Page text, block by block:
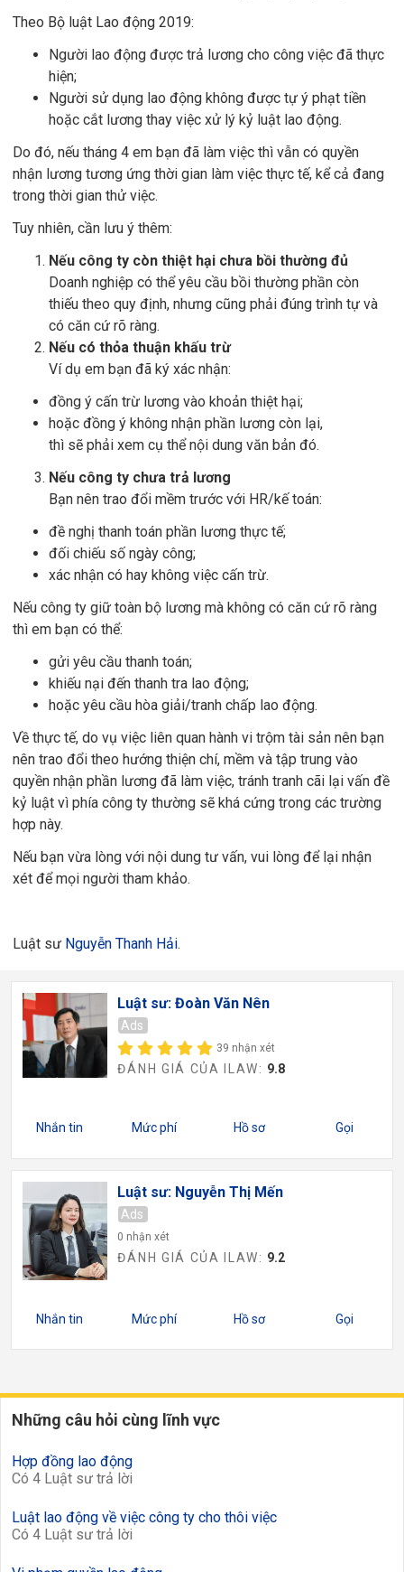
Theo Bộ luật Lao động 2019:
Người lao động được trả lương cho công việc đã thực
hiện;
Người sử dụng lao động không được tự ý phạt tiền
hoặc cắt lương thay việc xử lý kỷ luật lao động.
Do đó, nếu tháng 4 em bạn đã làm việc thì vẫn có quyền
nhận lương tương ứng thời gian làm việc thực tế, kể cả đang
trong thời gian thử việc.
Tuy nhiên, cần lưu ý thêm:
Nếu công ty còn thiệt hại chưa bồi thường đủ
Doanh nghiệp có thể yêu cầu bồi thường phần còn
thiếu theo quy định, nhưng cũng phải đúng trình tự và
có căn cứ rõ ràng.
Nếu có thỏa thuận khấu trừ
Ví dụ em bạn đã ký xác nhận:
đồng ý cấn trừ lương vào khoản thiệt hại;
hoặc đồng ý không nhận phần lương còn lại,
thì sẽ phải xem cụ thể nội dung văn bản đó.
Nếu công ty chưa trả lương
Bạn nên trao đổi mềm trước với HR/kế toán:
đề nghị thanh toán phần lương thực tế;
đối chiếu số ngày công;
xác nhận có hay không việc cấn trừ.
Nếu công ty giữ toàn bộ lương mà không có căn cứ rõ ràng
thì em bạn có thể:
gửi yêu cầu thanh toán;
khiếu nại đến thanh tra lao động;
hoặc yêu cầu hòa giải/tranh chấp lao động.
Về thực tế, do vụ việc liên quan hành vi trộm tài sản nên bạn
nên trao đổi theo hướng thiện chí, mềm và tập trung vào
quyền nhận phần lương đã làm việc, tránh tranh cãi lại vấn đề
kỷ luật vì phía công ty thường sẽ khá cứng trong các trường
hợp này.
Nếu bạn vừa lòng với nội dung tư vấn, vui lòng để lại nhận
xét để mọi người tham khảo.
Luật sư Nguyễn Thanh Hải.
Luật sư: Đoàn Văn Nên
Ads
39 nhận xét
ĐÁNH GIÁ CỦA ILAW: 9.8
Nhắn tin Mức phí Hồ sơ Gọi
Luật sư: Nguyễn Thị Mến
Ads
0 nhận xét
ĐÁNH GIÁ CỦA ILAW: 9.2
Nhắn tin Mức phí Hồ sơ Gọi
Những câu hỏi cùng lĩnh vực
Hợp đồng lao động
Có 4 Luật sư trả lời
Luật lao động về việc công ty cho thôi việc
Có 4 Luật sư trả lời